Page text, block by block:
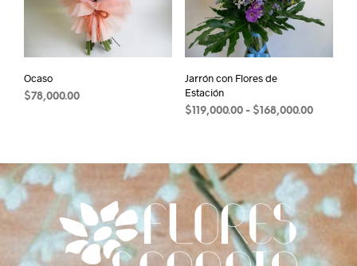
Ocaso
$78,000.00
Jarrón con Flores de
Estación
$119,000.00 - $168,000.00Rango
múltiples
variantes.
Las
opciones
se
pueden